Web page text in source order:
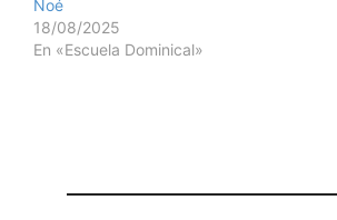
Noé
18/08/2025
En «Escuela Dominical»